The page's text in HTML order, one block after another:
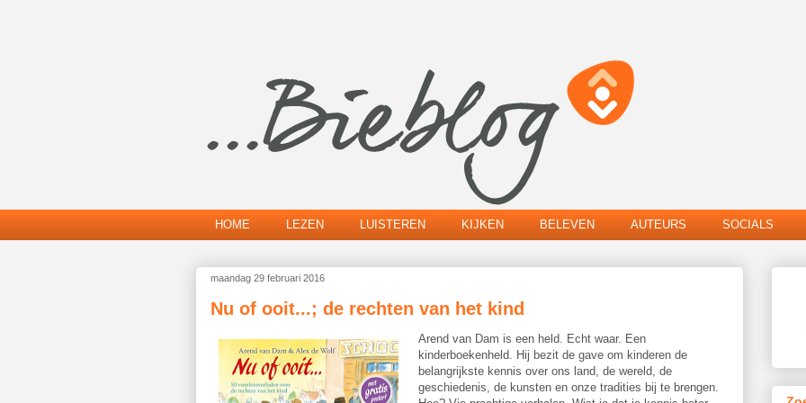
HOME LEZEN LUISTEREN KIJKEN BELEVEN AUTEURS SOCIALS
maandag 29 februari 2016
Nu of ooit...; de rechten van het kind
Arend van Dam is een held. Echt waar. Een
kinderboekenheld. Hij bezit de gave om kinderen de
belangrijkste kennis over ons land, de wereld, de
geschiedenis, de kunsten en onze tradities bij te brengen.